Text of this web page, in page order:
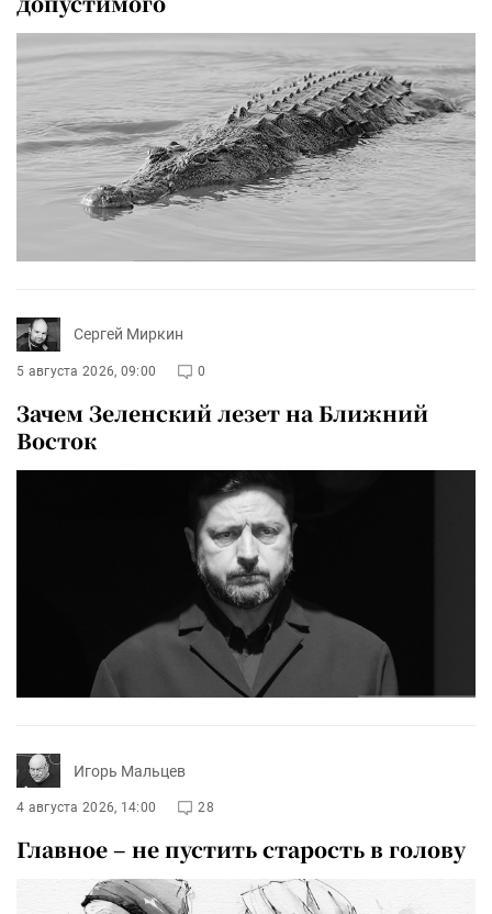
Сергей Миркин
5 августа 2026, 09:00 0
Зачем Зеленский лезет на Ближний
Восток
Игорь Мальцев
4 августа 2026, 14:00 28
Главное – не пустить старость в голову